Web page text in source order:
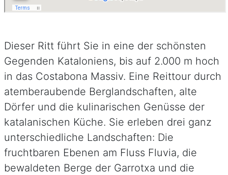
Dieser Ritt führt Sie in eine der schönsten
Gegenden Kataloniens, bis auf 2.000 m hoch
in das Costabona Massiv. Eine Reittour durch
atemberaubende Berglandschaften, alte
Dörfer und die kulinarischen Genüsse der
katalanischen Küche. Sie erleben drei ganz
unterschiedliche Landschaften: Die
fruchtbaren Ebenen am Fluss Fluvia, die
bewaldeten Berge der Garrotxa und die